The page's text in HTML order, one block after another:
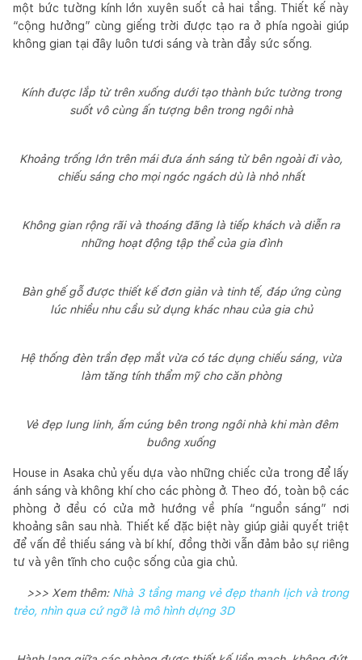
một bức tường kính lớn xuyên suốt cả hai tầng. Thiết kế này
“cộng hưởng” cùng giếng trời được tạo ra ở phía ngoài giúp
không gian tại đây luôn tươi sáng và tràn đầy sức sống.
Kính được lắp từ trên xuống dưới tạo thành bức tường trong
suốt vô cùng ấn tượng bên trong ngôi nhà
Khoảng trống lớn trên mái đưa ánh sáng từ bên ngoài đi vào,
chiếu sáng cho mọi ngóc ngách dù là nhỏ nhất
Không gian rộng rãi và thoáng đãng là tiếp khách và diễn ra
những hoạt động tập thể của gia đình
Bàn ghế gỗ được thiết kế đơn giản và tinh tế, đáp ứng cùng
lúc nhiều nhu cầu sử dụng khác nhau của gia chủ
Hệ thống đèn trần đẹp mắt vừa có tác dụng chiếu sáng, vừa
làm tăng tính thẩm mỹ cho căn phòng
Vẻ đẹp lung linh, ấm cúng bên trong ngôi nhà khi màn đêm
buông xuống
House in Asaka chủ yếu dựa vào những chiếc cửa trong để lấy
ánh sáng và không khí cho các phòng ở. Theo đó, toàn bộ các
phòng ở đều có cửa mở hướng về phía “nguồn sáng” nơi
khoảng sân sau nhà. Thiết kế đặc biệt này giúp giải quyết triệt
để vấn đề thiếu sáng và bí khí, đồng thời vẫn đảm bảo sự riêng
tư và yên tĩnh cho cuộc sống của gia chủ.
>>> Xem thêm: Nhà 3 tầng mang vẻ đẹp thanh lịch và trong
trẻo, nhìn qua cứ ngỡ là mô hình dựng 3D